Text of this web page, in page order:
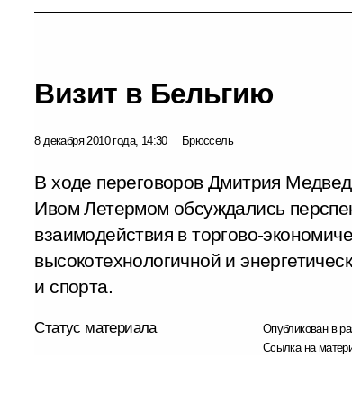
Визит в Бельгию
8 декабря 2010 года, 14:30 Брюссель
В ходе переговоров Дмитрия
Ивом Летермом обсуждались
взаимодействия в торгово-
высокотехнологичной и
и спорта.
Статус материала Опубликован в
Ссылка на